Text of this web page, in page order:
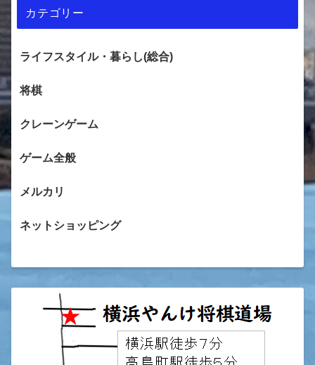
カテゴリー
ライフスタイル・暮らし(総合)
将棋
クレーンゲーム
ゲーム全般
メルカリ
ネットショッピング